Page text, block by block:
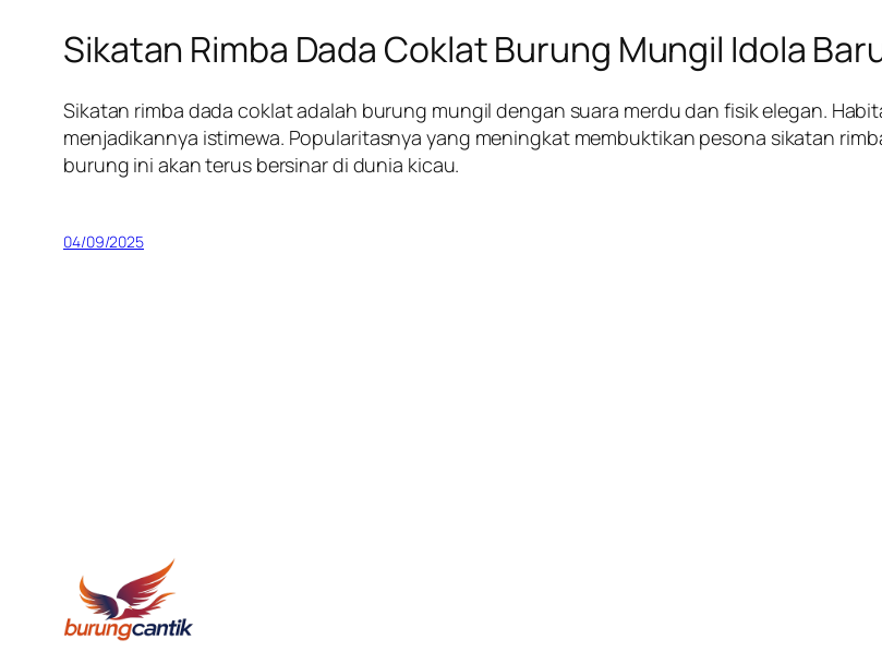
Sikatan Rimba Dada Coklat Burung Mungil Idola
Sikatan rimba dada coklat adalah burung mungil dengan suara merdu dan fisik elegan.
menjadikannya istimewa. Popularitasnya yang meningkat membuktikan pesona sikatan
burung ini akan terus bersinar di dunia kicau.
04/09/2025